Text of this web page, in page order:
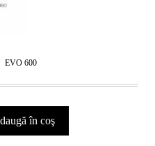
EVO 600